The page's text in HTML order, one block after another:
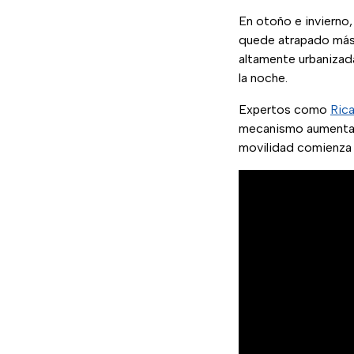
En otoño e
quede atrapado
altamente
la noche.
Expertos como
mecanismo
movilidad comienza